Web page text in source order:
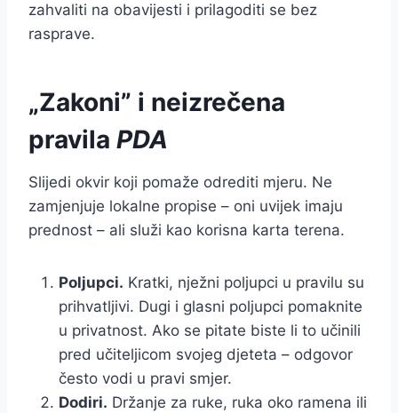
zahvaliti na obavijesti i prilagoditi se bez
rasprave.
„Zakoni” i neizrečena
pravila PDA
Slijedi okvir koji pomaže odrediti mjeru. Ne
zamjenjuje lokalne propise – oni uvijek imaju
prednost – ali služi kao korisna karta terena.
Poljupci. Kratki, nježni poljupci u pravilu su
prihvatljivi. Dugi i glasni poljupci pomaknite
u privatnost. Ako se pitate biste li to učinili
pred učiteljicom svojeg djeteta – odgovor
često vodi u pravi smjer.
Dodiri. Držanje za ruke, ruka oko ramena ili